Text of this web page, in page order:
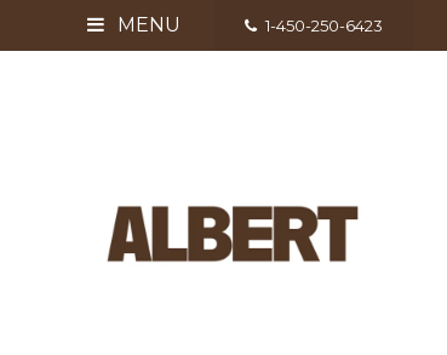
MENU 1-450-250-6423